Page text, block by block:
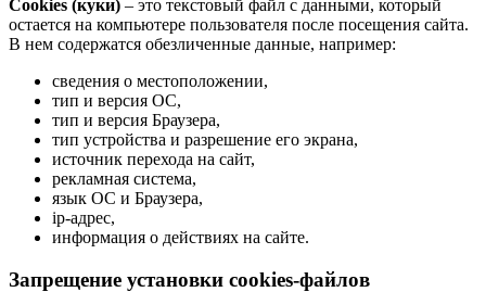
Cookies (куки) – это текстовый файл с данными, который
остается на компьютере пользователя после посещения сайта.
В нем содержатся обезличенные данные, например:
сведения о местоположении,
тип и версия ОС,
тип и версия Браузера,
тип устройства и разрешение его экрана,
источник перехода на сайт,
рекламная система,
язык ОС и Браузера,
ip-адрес,
информация о действиях на сайте.
Запрещение установки cookies-файлов